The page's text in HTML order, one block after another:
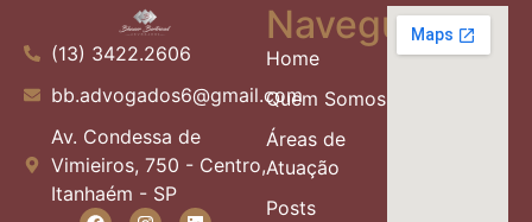
(13) 3422.2606
bb.advogados6@gmail.com
Av. Condessa de
Vimieiros, 750 - Centro,
Itanhaém - SP
Navegue
Home
Quem Somos
Áreas de
Atuação
Posts